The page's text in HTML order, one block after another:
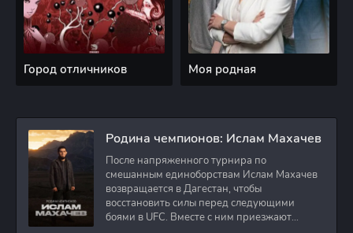
Город отличников Моя родная
Родина чемпионов: Ислам Махачев
После напряженного турнира по
смешанным единоборствам Ислам Махачев
возвращается в Дагестан, чтобы
восстановить силы перед следующими
боями в UFC. Вместе с ним приезжают